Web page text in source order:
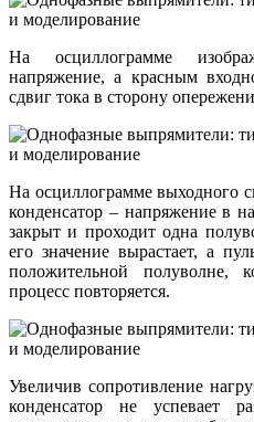
На осциллограмме
напряжение, а красным
сдвиг тока в сторону
На осциллограмме выходного
конденсатор – напряжение в
закрыт и проходит одна
его значение вырастает, а
положительной полуволне,
процесс повторяется.
Увеличив сопротивление
конденсатор не успевает